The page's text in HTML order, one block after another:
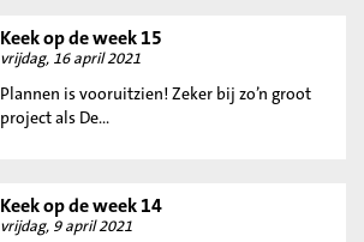
Keek op de week 15
vrijdag, 16 april 2021
Plannen is vooruitzien! Zeker bij zo’n groot
project als De...
Keek op de week 14
vrijdag, 9 april 2021